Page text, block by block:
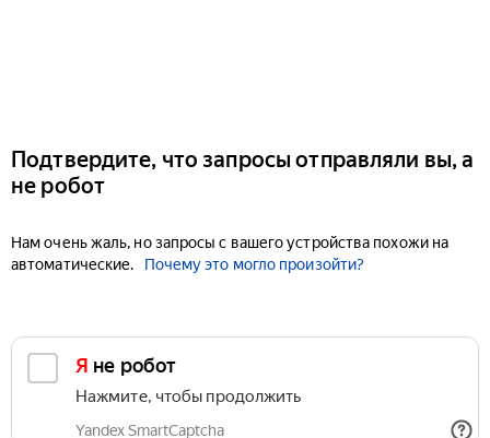
Подтвердите, что запросы отправляли вы, а
не робот
Нам очень жаль, но запросы с вашего устройства похожи на
автоматические.
Почему это могло произойти?
Я не робот
Нажмите, чтобы продолжить
Yandex SmartCaptcha